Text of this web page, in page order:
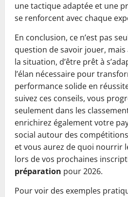
une tactique adaptée et une
se renforcent avec chaque
En conclusion, ce n’est pas
question de savoir jouer,
la situation, d’être prêt à
l’élan nécessaire pour
performance solide en
suivez ces conseils, vous
seulement dans les
enrichirez également votre
social autour des
et vous aurez de quoi nourrir
lors de vos prochaines
préparation pour 2026.
Pour voir des exemples